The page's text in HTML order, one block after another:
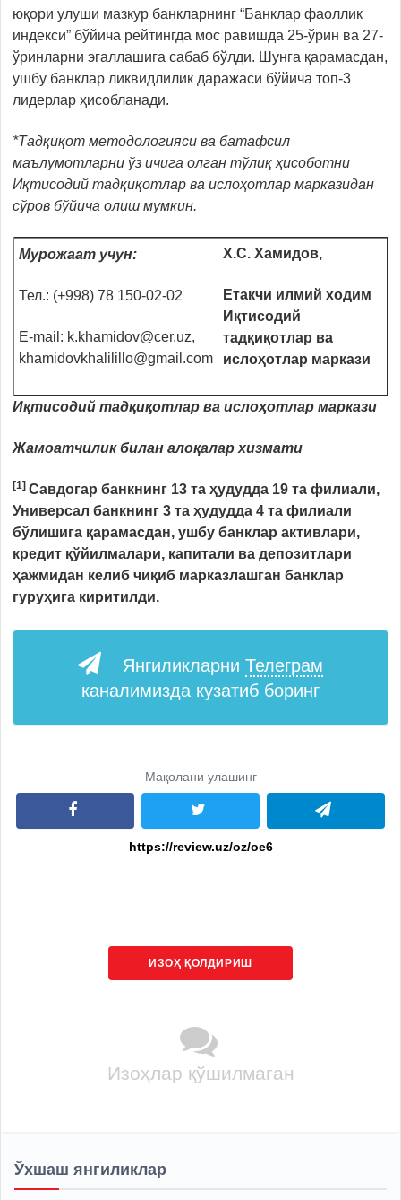
юқори улуши мазкур банкларнинг “Банклар фаоллик
индекси” бўйича рейтингда мос равишда 25-ўрин ва 27-
ўринларни эгаллашига сабаб бўлди. Шунга қарамасдан,
ушбу банклар ликвидлилик даражаси бўйича топ-3
лидерлар ҳисобланади.
*Тадқиқот методологияси ва батафсил
маълумотларни ўз ичига олган тўлиқ ҳисоботни
Иқтисодий тадқиқотлар ва ислоҳотлар марказидан
сўров бўйича олиш мумкин.
Мурожаат учун:
Тел.: (+998) 78 150-02-02
E-mail: k.khamidov@cer.uz,
khamidovkhalilillo@gmail.com
Х.С. Хамидов,
Етакчи илмий ходим
Иқтисодий
тадқиқотлар ва
ислоҳотлар маркази
Иқтисодий тадқиқотлар ва ислоҳотлар маркази
Жамоатчилик билан алоқалар хизмати
[1] Савдогар банкнинг 13 та ҳудудда 19 та филиали,
Универсал банкнинг 3 та ҳудудда 4 та филиали
бўлишига қарамасдан, ушбу банклар активлари,
кредит қўйилмалари, капитали ва депозитлари
ҳажмидан келиб чиқиб марказлашган банклар
гуруҳига киритилди.
Янгиликларни Телеграм
каналимизда кузатиб боринг
Мақолани улашинг
ИЗОҲ ҚОЛДИРИШ
Изоҳлар қўшилмаган
Ўхшаш янгиликлар